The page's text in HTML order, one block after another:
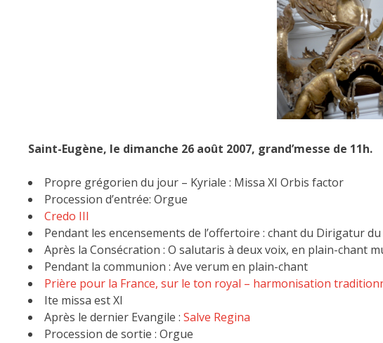
Saint-Eugène, le dimanche 26 août 2007, grand’messe de 11h.
Propre grégorien du jour – Kyriale : Missa XI Orbis factor
Procession d’entrée: Orgue
Credo III
Pendant les encensements de l’offertoire : chant du Dirigatur
Après la Consécration : O salutaris à deux voix, en plain-chant
Pendant la communion : Ave verum en plain-chant
Prière pour la France, sur le ton royal – harmonisation
Ite missa est XI
Après le dernier Evangile : Salve Regina
Procession de sortie : Orgue